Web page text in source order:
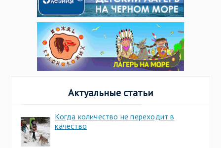
Актуальные статьи
Когда количество не переходит в
качество